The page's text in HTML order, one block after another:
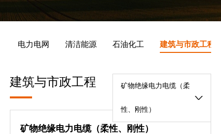
电力电网 清洁能源 石油化工 建筑与市政工程
建筑与市政工程 矿物绝缘电力电缆（柔
性、刚性）
矿物绝缘电力电缆（柔性、刚性）